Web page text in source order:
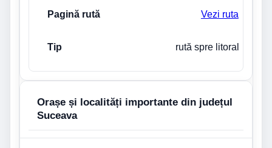
Vezi ruta
rută spre litoral
Orașe și localități importante din județul
Suceava